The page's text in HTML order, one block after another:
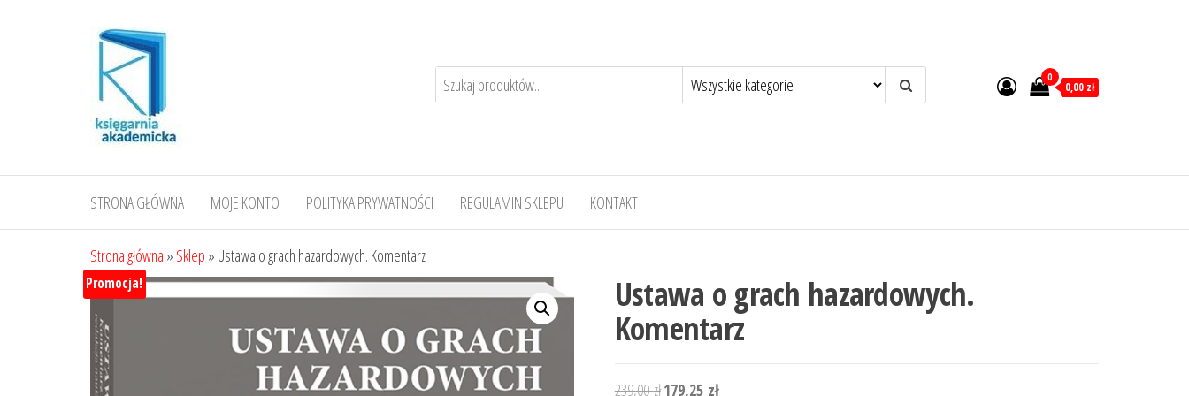
0
0,00 zł
STRONA GŁÓWNA MOJE KONTO POLITYKA PRYWATNOŚCI REGULAMIN SKLEPU KONTAKT
Strona główna » Sklep » Ustawa o grach hazardowych. Komentarz
Promocja! Ustawa o grach hazardowych.
Komentarz
239,00złPierwotna
179,25 złAktualna